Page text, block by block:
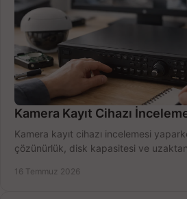
Kamera Kayıt Cihazı
Kamera kayıt cihazı incelemesi
çözünürlük, disk kapasitesi ve
16 Temmuz 2026